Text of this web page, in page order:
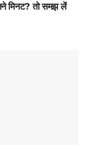
मिनट? तो समझ लें